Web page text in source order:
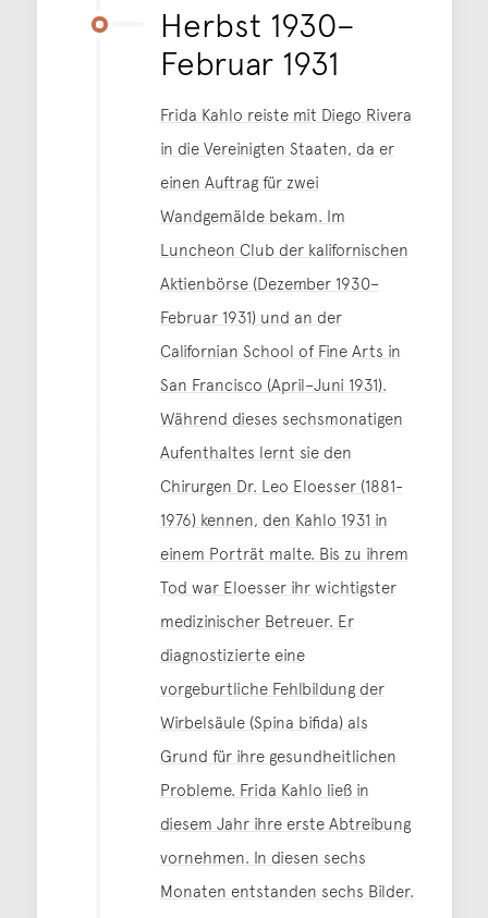
Herbst 1930–
Februar 1931
Frida Kahlo reiste mit Diego Rivera
in die Vereinigten Staaten, da er
einen Auftrag für zwei
Wandgemälde bekam. Im
Luncheon Club der kalifornischen
Aktienbörse (Dezember 1930–
Februar 1931) und an der
Californian School of Fine Arts in
San Francisco (April–Juni 1931).
Während dieses sechsmonatigen
Aufenthaltes lernt sie den
Chirurgen Dr. Leo Eloesser (1881-
1976) kennen, den Kahlo 1931 in
einem Porträt malte. Bis zu ihrem
Tod war Eloesser ihr wichtigster
medizinischer Betreuer. Er
diagnostizierte eine
vorgeburtliche Fehlbildung der
Wirbelsäule (Spina bifida) als
Grund für ihre gesundheitlichen
Probleme. Frida Kahlo ließ in
diesem Jahr ihre erste Abtreibung
vornehmen. In diesen sechs
Monaten entstanden sechs Bilder.